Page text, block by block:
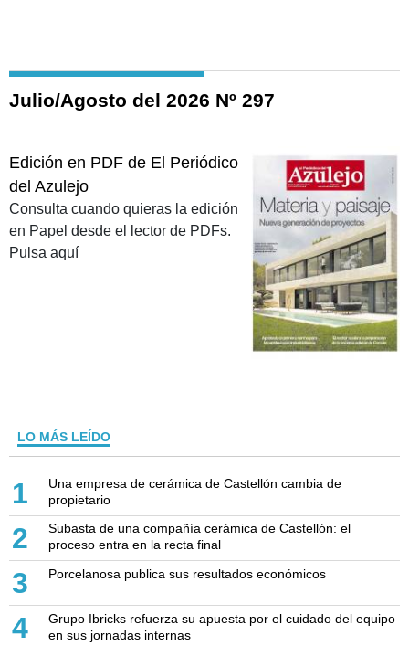
Julio/Agosto del 2026 Nº 297
Edición en PDF de El Periódico
del Azulejo
Consulta cuando quieras la edición
en Papel desde el lector de PDFs.
Pulsa aquí
LO MÁS LEÍDO
1
Una empresa de cerámica de Castellón cambia de
propietario
2
Subasta de una compañía cerámica de Castellón: el
proceso entra en la recta final
3 Porcelanosa publica sus resultados económicos
4
Grupo Ibricks refuerza su apuesta por el cuidado del equipo
en sus jornadas internas